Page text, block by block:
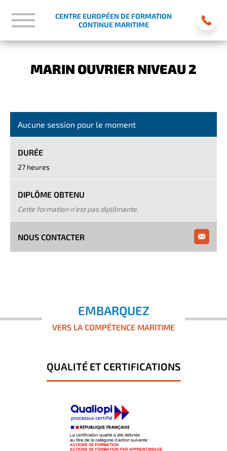
CENTRE EUROPÉEN DE FORMATION
CONTINUE MARITIME
MARIN OUVRIER NIVEAU 2
Aucune session pour le moment
DURÉE
27 heures
DIPLÔME OBTENU
Cette formation n'est pas diplômante.
NOUS CONTACTER
EMBARQUEZ
VERS LA COMPÉTENCE MARITIME
QUALITÉ ET CERTIFICATIONS